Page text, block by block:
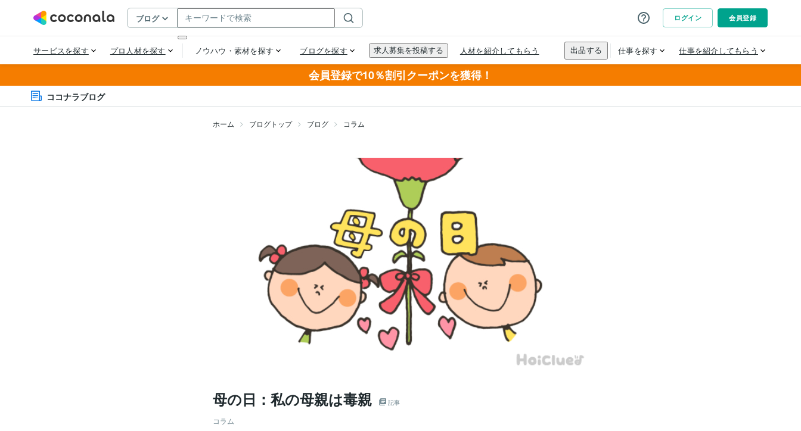
会員登録で10％割引クーポンを獲得！
ココナラブログ
ホーム ブログトップ ブログ コラム
母の日：私の母親は毒親 記事
コラム